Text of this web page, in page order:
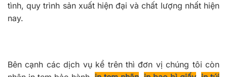
tình, quy trình sản xuất hiện đại và chất lượng nhất hiện
nay.
Bên cạnh các dịch vụ kể trên thì đơn vị chúng tôi còn